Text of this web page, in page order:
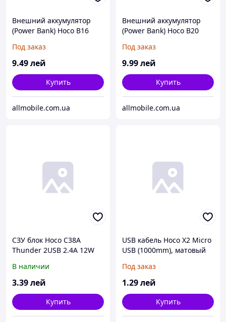
Внешний аккумулятор
(Power Bank) Hoco B16
Под заказ
9.49лей
Купить
allmobile.com.ua
Внешний аккумулятор
(Power Bank) Hoco B20
Под заказ
9.99лей
Купить
allmobile.com.ua
СЗУ блок Hoco C38A
Thunder 2USB 2.4A 12W
В наличии
3.39лей
Купить
USB кабель Hoco X2 Micro
USB (1000mm), матовый
Под заказ
1.29лей
Купить